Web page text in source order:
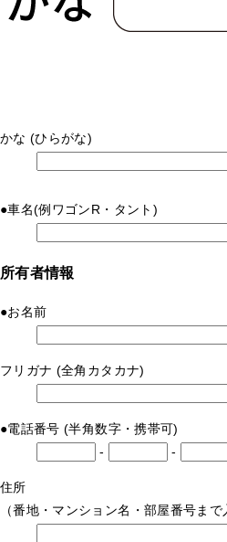
かな(ひらがな)
●車名(例ワゴンR・タント)
所有者情報
●お名前
フリガナ (全角カタカナ)
●電話番号(半角数字・携帯可)
-
-
住所
（番地・マンション名・部屋番号まで